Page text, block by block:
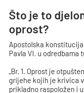
Što je to
oprost?
Apostolska konstitucija
Pavla VI. u odredbama
„Br. 1. Oprost je
grijehe kojih je krivica
prikladno raspoložen i